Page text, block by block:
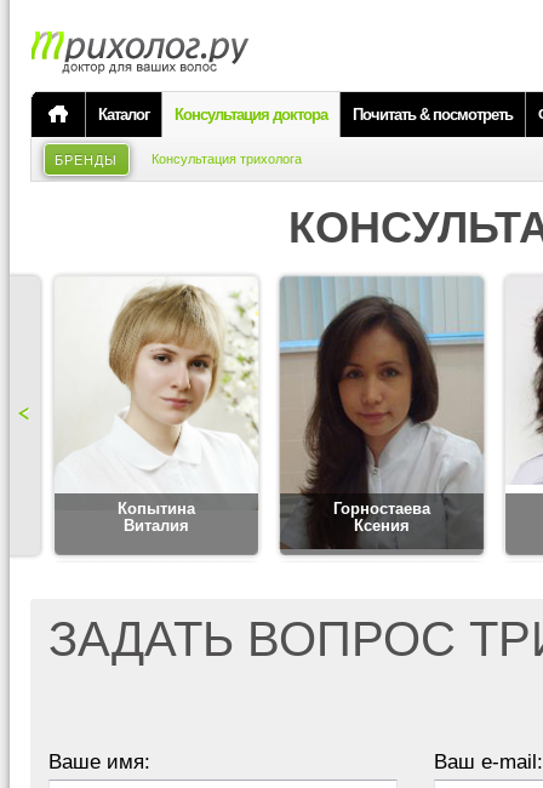
Каталог Консультация доктора Почитать & посмотреть
БРЕНДЫ Консультация трихолога
Копытина
Виталия
Горностаева
Ксения
ЗАДАТЬ ВОПРОС
Ваше имя: Ваш e-mail: